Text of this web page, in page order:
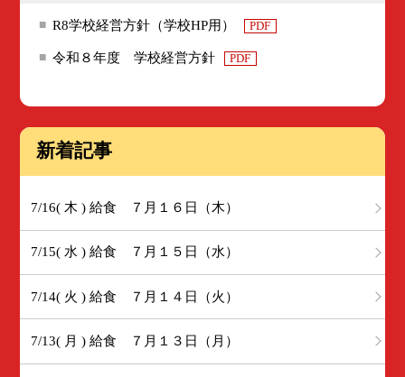
R8学校経営方針（学校HP用） PDF
令和８年度 学校経営方針 PDF
新着記事
7/16( 木 ) 給食 ７月１６日（木）
7/15( 水 ) 給食 ７月１５日（水）
7/14( 火 ) 給食 ７月１４日（火）
7/13( 月 ) 給食 ７月１３日（月）